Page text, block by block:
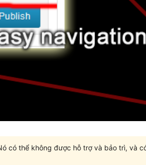
có thể không được hỗ trợ và bảo trì, và